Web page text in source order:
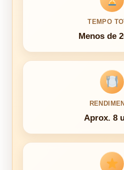
TEMPO
Menos de
Aprox. 8